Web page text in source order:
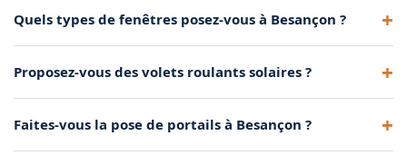
Quels types de fenêtres posez-vous à Besançon ?
en double ou triple vitrage, dans un large choix de coloris et
de configurations adaptées à chaque habitat.
Proposez-vous des volets roulants solaires ?
manuels. Les volets solaires sont autonomes en énergie et
ne nécessitent aucun raccordement électrique.
Faites-vous la pose de portails à Besançon ?